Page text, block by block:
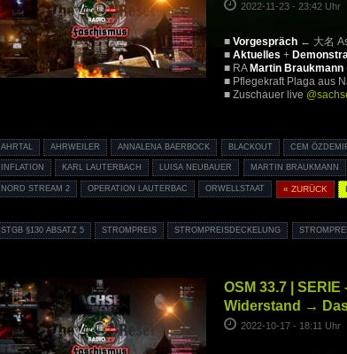
2022-11-23 - 23:42 Uhr
■ Vorgespräch← 大名
■ Aktuelles +
■ RA Martin Braukmann
■ Pflegekraft Plaga aus
■ Zuschauer live
AHRTAL AHRWEILER ANNALENA BAERBOCK BLACKOUT CEM
INFLATION KARL LAUTERBACH LUISA NEUBAUER MARTIN BRAUKMANN
NORD STREAM 2 OPERATION LAUTERBAC ORWELLSTAAT « ZURÜCK
STGB §130 ABSATZ 5 STROMPREIS STROMPREISDECKELUNG
OSM 33.7 |
Widerstand →
2022-10-17 - 18:11 Uhr